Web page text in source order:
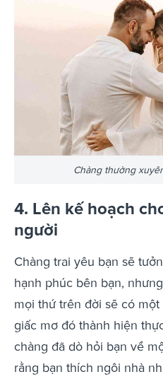
Chàng thường
4. Lên kế hoạch
người
Chàng trai yêu bạn sẽ
hạnh phúc bên bạn,
mọi thứ trên đời sẽ có
giấc mơ đó thành hiện
chàng đã dò hỏi bạn về
rằng bạn thích ngôi nhà